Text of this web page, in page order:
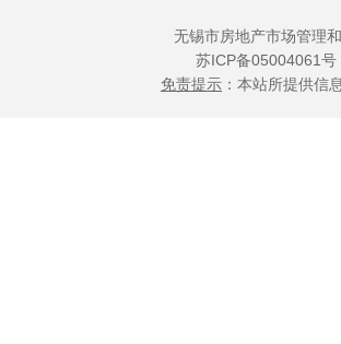
无锡市房地产市场管理
苏ICP备05004061号
免责提示 ：本站所提供信